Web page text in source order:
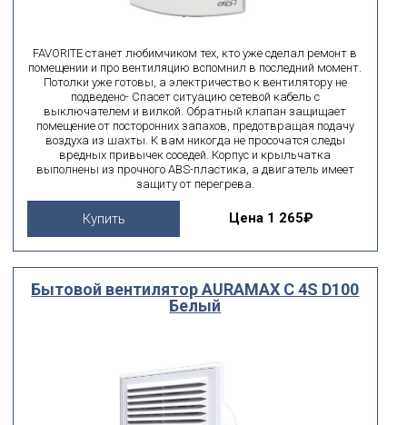
FAVORITE станет любимчиком тех, кто уже сделал ремонт в
помещении и про вентиляцию вспомнил в последний момент.
Потолки уже готовы, а электричество к вентилятору не
подведено- Спасет ситуацию сетевой кабель с
выключателем и вилкой. Обратный клапан защищает
помещение от посторонних запахов, предотвращая подачу
воздуха из шахты. К вам никогда не просочатся следы
вредных привычек соседей. Корпус и крыльчатка
выполнены из прочного ABS-пластика, а двигатель имеет
защиту от перегрева.
Купить Цена 1 265₽
Бытовой вентилятор AURAMAX C 4S D100
Белый